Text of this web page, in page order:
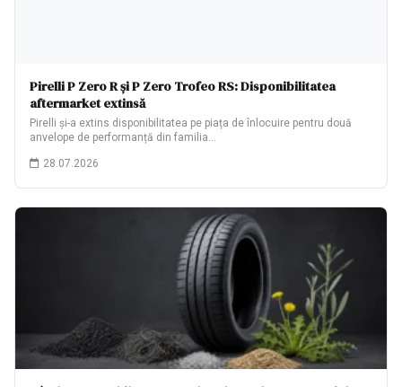
Pirelli P Zero R și P Zero Trofeo RS: Disponibilitatea
aftermarket extinsă
Pirelli și-a extins disponibilitatea pe piața de înlocuire pentru două
anvelope de performanță din familia…
28.07.2026